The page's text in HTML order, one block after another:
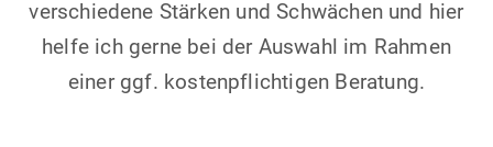
verschiedene Stärken und Schwächen und hier
helfe ich gerne bei der Auswahl im Rahmen
einer ggf. kostenpflichtigen Beratung.